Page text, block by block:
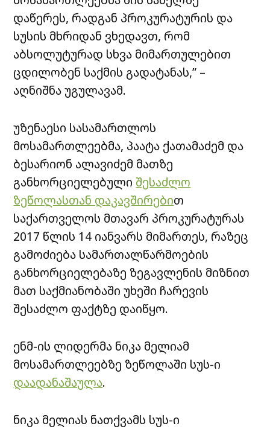
დაწერეს, რადგან პროკურატურის და
სუსის მხრიდან ვხედავთ, რომ
აბსოლუტურად სხვა მიმართულებით
ცდილობენ საქმის გადატანას,” –
აღნიშნა უგულავამ.
უზენაესი სასამართლოს
მოსამართლეებმა, პაატა ქათამაძემ და
ბესარიონ ალავიძემ მათზე
განხორციელებულიშესაძლო
ზეწოლასთან დაკავშირებით
საქართველოს მთავარ პროკურატურას
2017 წლის 14 იანვარს მიმართეს, რაზეც
გამოძიება სამართალწარმოების
განხორციელებაზე ზეგავლენის მიზნით
მათ საქმიანობაში უხეში ჩარევის
შესაძლო ფაქტზე დაიწყო.
ენმ-ის ლიდერმა ნიკა მელიამ
მოსამართლეებზე ზეწოლაში სუს-ი
დაადანაშაულა.
ნიკა მელიას ნათქვამს სუს-ი